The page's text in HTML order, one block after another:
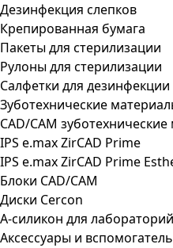
Дезинфекция слепков
Крепированная бумага
Пакеты для стерилизации
Рулоны для стерилизации
Салфетки для дезинфекции
Зуботехнические
CAD/CAM
IPS e.max ZirCAD Prime
IPS e.max ZirCAD Prime
Блоки CAD/CAM
Диски Cercon
А-силикон для лабораторий
Аксессуары и